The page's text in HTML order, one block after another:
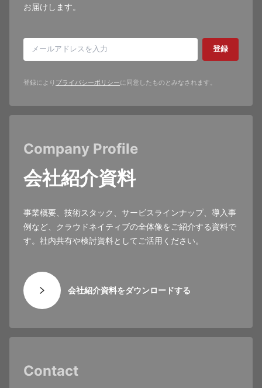
お届けします。
登録
登録により プライバシーポリシーに同意したものとみなされます。
Company Profile
会社紹介資料
事業概要、技術スタック、サービスラインナップ、導入事
例など、クラウドネイティブの全体像をご紹介する資料で
す。社内共有や検討資料としてご活用ください。
会社紹介資料をダウンロードする
Contact